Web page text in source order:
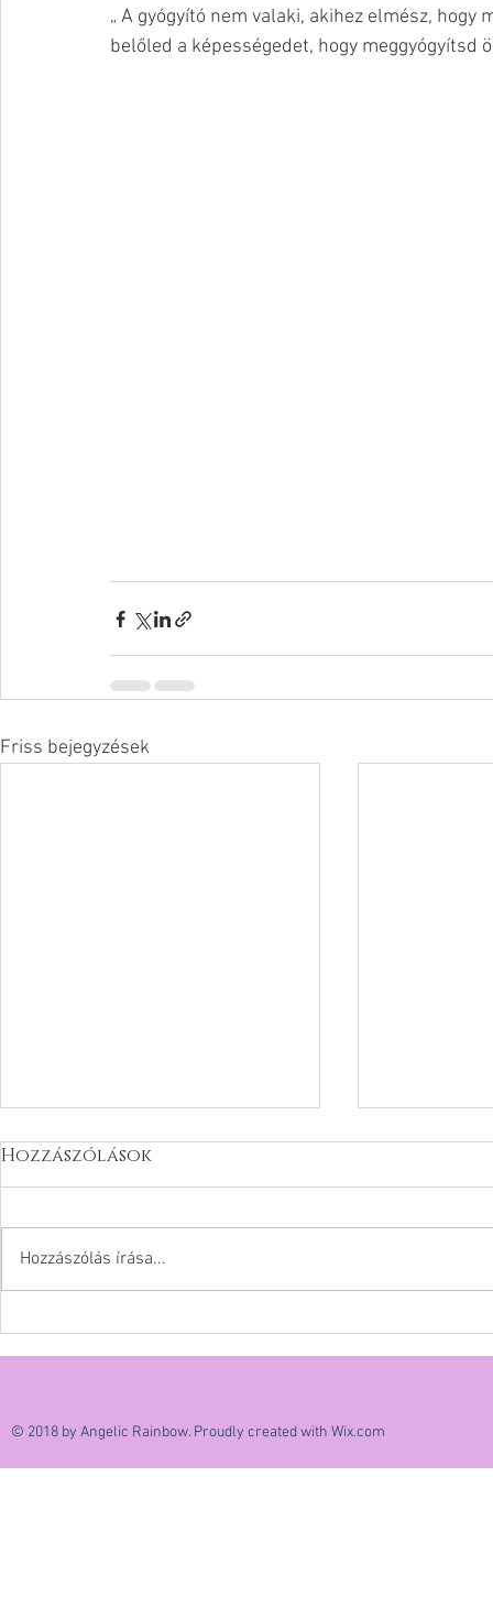
„ A gyógyító nem valaki, akihez elmész, hogy
belőled a képességedet, hogy meggyógyítsd
Friss bejegyzések
Hozzászólások
Hozzászólás írása...
© 2018 by Angelic Rainbow. Proudly created with Wix.com